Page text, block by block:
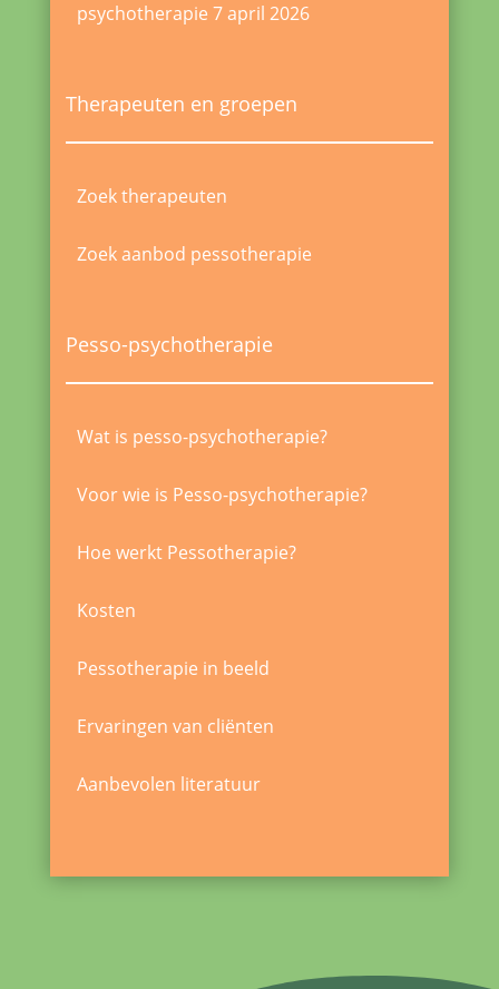
psychotherapie 7 april 2026
Therapeuten en groepen
Zoek therapeuten
Zoek aanbod pessotherapie
Pesso-psychotherapie
Wat is pesso-psychotherapie?
Voor wie is Pesso-psychotherapie?
Hoe werkt Pessotherapie?
Kosten
Pessotherapie in beeld
Ervaringen van cliënten
Aanbevolen literatuur